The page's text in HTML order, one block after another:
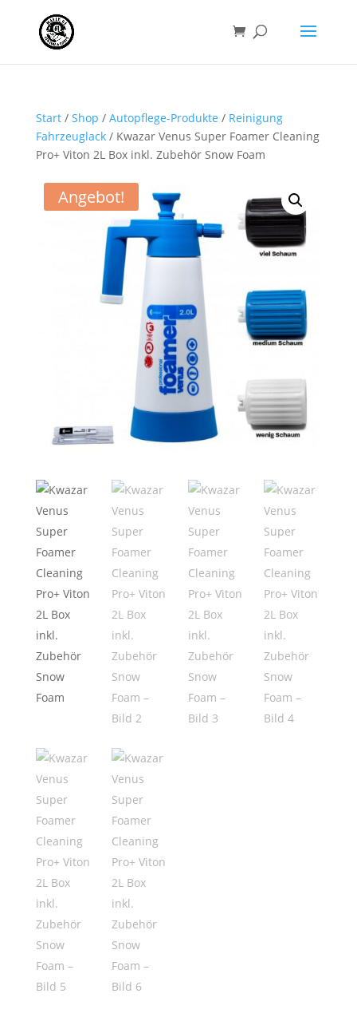
Start/ Shop / Autopflege-Produkte / Reinigung
Fahrzeuglack/ Kwazar Venus Super Foamer Cleaning
Pro+ Viton 2L Box inkl. Zubehör Snow Foam
Angebot!